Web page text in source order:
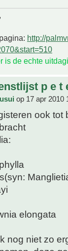
http://
is de echte
p e t
op 17 apr 2010
ook tot
elongata
nog niet zo